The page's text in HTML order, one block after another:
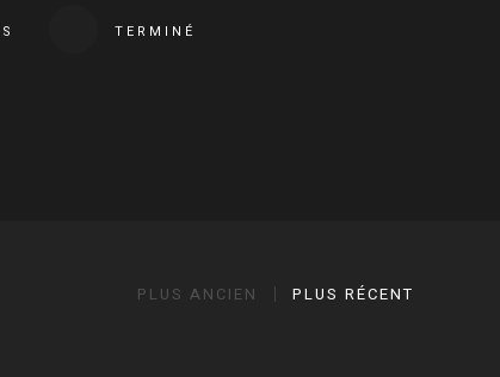
TERMINÉ
PLUS ANCIEN PLUS RÉCENT